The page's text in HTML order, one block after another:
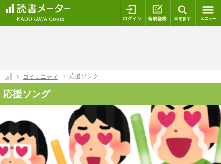
ログイン 新規登録
コミュニティ 応援ソング
応援ソング